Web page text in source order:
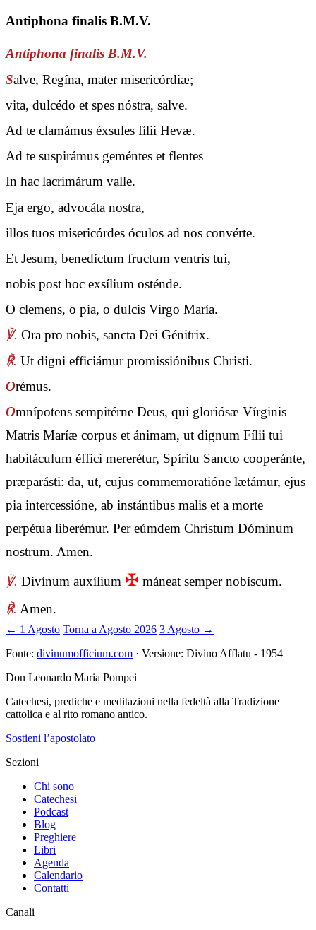
Antiphona finalis B.M.V.
Antiphona finalis B.M.V.
Salve, Regína, mater misericórdiæ;
vita, dulcédo et spes nóstra, salve.
Ad te clamámus éxsules fílii Hevæ.
Ad te suspirámus geméntes et flentes
In hac lacrimárum valle.
Eja ergo, advocáta nostra,
illos tuos misericórdes óculos ad nos convérte.
Et Jesum, benedíctum fructum ventris tui,
nobis post hoc exsílium osténde.
O clemens, o pia, o dulcis Virgo María.
℣. Ora pro nobis, sancta Dei Génitrix.
℟. Ut digni efficiámur promissiónibus Christi.
Orémus.
Omnípotens sempitérne Deus, qui gloriósæ Vírginis
Matris Maríæ corpus et ánimam, ut dignum Fílii tui
habitáculum éffici mererétur, Spíritu Sancto cooperánte,
præparásti: da, ut, cujus commemoratióne lætámur, ejus
pia intercessióne, ab instántibus malis et a morte
perpétua liberémur. Per eúmdem Christum Dóminum
nostrum. Amen.
℣. Divínum auxílium ✠ máneat semper nobíscum.
℟. Amen.
← 1 Agosto Torna a Agosto 2026 3 Agosto →
Fonte: divinumofficium.com · Versione: Divino Afflatu - 1954
Don Leonardo Maria Pompei
Catechesi, prediche e meditazioni nella fedeltà alla Tradizione
cattolica e al rito romano antico.
Sostieni l’apostolato
Sezioni
Chi sono
Catechesi
Podcast
Blog
Preghiere
Libri
Agenda
Calendario
Contatti
Canali